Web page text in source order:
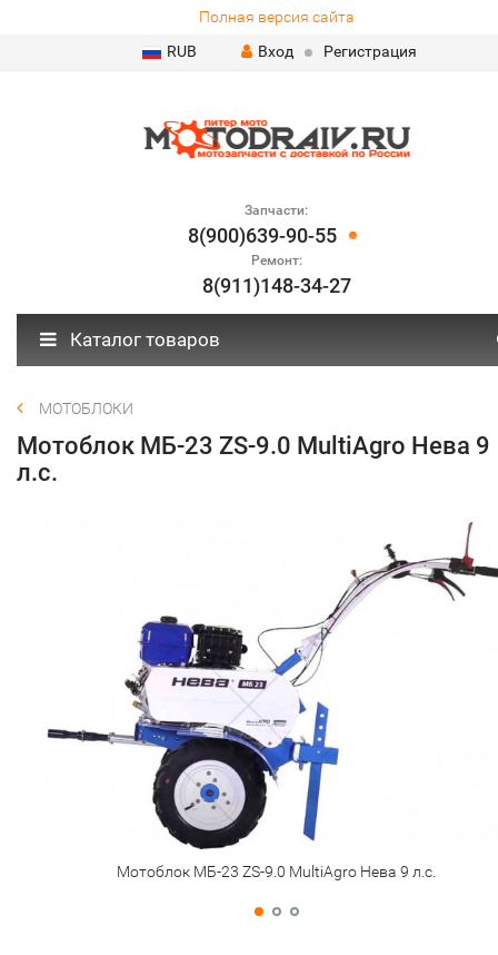
Полная версия сайта
RUB
Вход Регистрация
Запчасти:
8(900)639-90-55
Ремонт:
8(911)148-34-27
Каталог товаров
МОТОБЛОКИ
Мотоблок МБ-23 ZS-9.0 MultiAgro Нева 9
л.с.
Мотоблок МБ-23 ZS-9.0 MultiAgro Нева 9 л.с.